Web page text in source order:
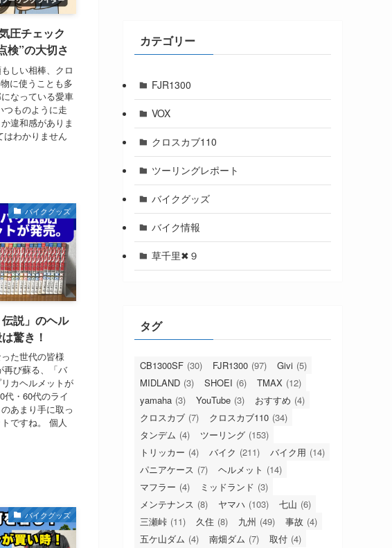
圧チェック
検”の大切さ
しい相棒、クロ
に使うことも多
なっている愛車
つものように走
違和感がありま
はわかりません
バイクグッズ
説」のヘル
驚き！
た世代の皆様
再び蘇る、「バ
カヘルメットが
代・60代のライ
あまり手に取っ
ですね。 個人
バイクグッズ
カテゴリー
FJR1300
VOX
クロスカブ110
ツーリングレポート
バイクグッズ
バイク情報
草千里✖９
タグ
CB1300SF (30) FJR1300 (97) Givi (5)
MIDLAND (3) SHOEI (6) TMAX (12)
yamaha (3) YouTube (3) おすすめ (4)
クロスカブ (7) クロスカブ110 (34)
タンデム (4) ツーリング (153)
トリッカー (4) バイク (211) バイク用 (14)
パニアケース (7) ヘルメット (14)
マフラー (4) ミッドランド (3)
メンテナンス (8) ヤマハ (103) 七山 (6)
三瀬峠 (11) 久住 (8) 九州 (49) 事故 (4)
五ケ山ダム (4) 南畑ダム (7) 取付 (4)